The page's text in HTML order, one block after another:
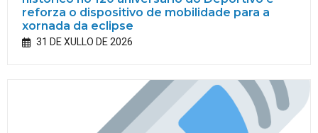
reforza o dispositivo de mobilidade para a
xornada da eclipse
31 DE XULLO DE 2026